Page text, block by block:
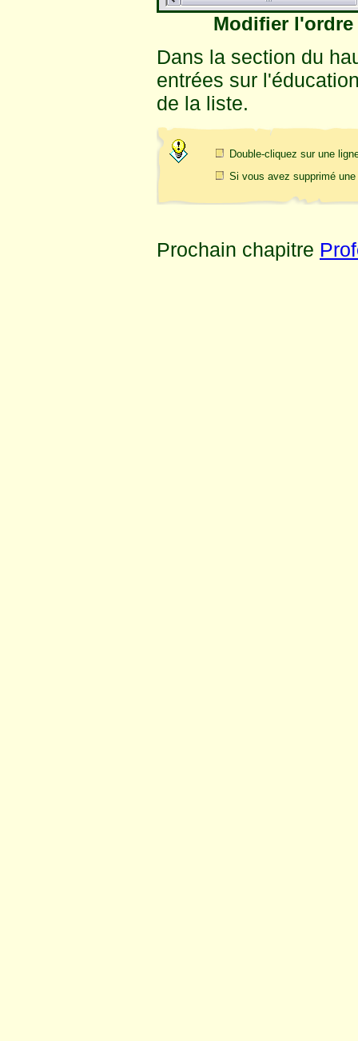
Modifier
Dans la section du
entrées sur
de la liste.
Double-cliquez sur une
Si vous avez supprimé
Prochain chapitre